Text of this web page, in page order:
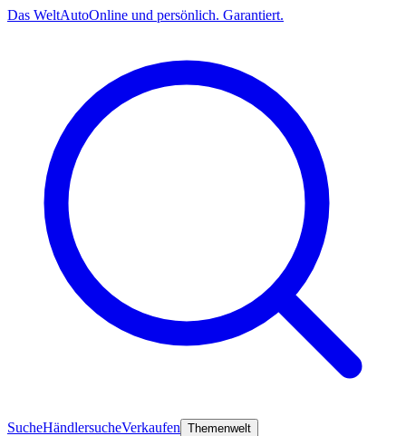
Das WeltAutoOnline und persönlich. Garantiert.
SucheHändlersucheVerkaufen Themenwelt